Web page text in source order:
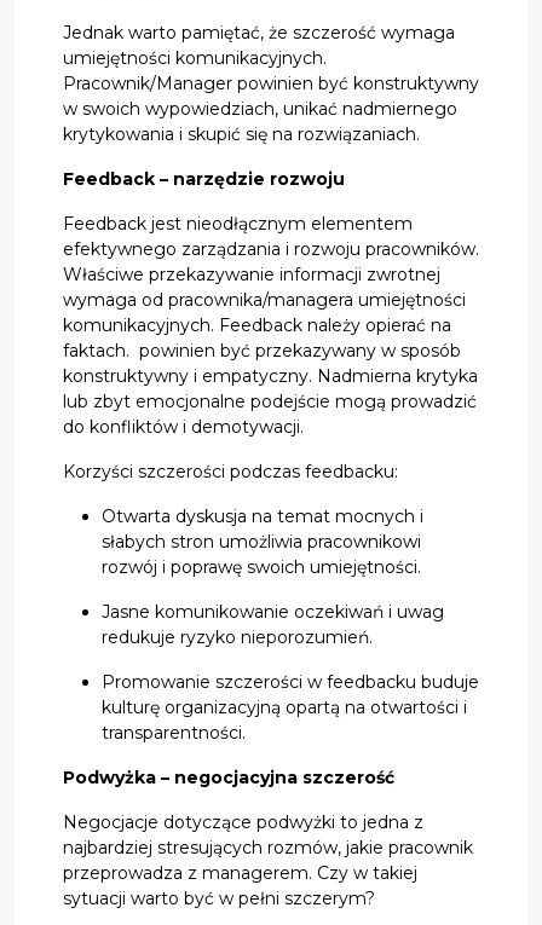
Jednak warto pamiętać, że szczerość wymaga
umiejętności komunikacyjnych.
Pracownik/Manager powinien być konstruktywny
w swoich wypowiedziach, unikać nadmiernego
krytykowania i skupić się na rozwiązaniach.
Feedback – narzędzie rozwoju
Feedback jest nieodłącznym elementem
efektywnego zarządzania i rozwoju pracowników.
Właściwe przekazywanie informacji zwrotnej
wymaga od pracownika/managera umiejętności
komunikacyjnych. Feedback należy opierać na
faktach. powinien być przekazywany w sposób
konstruktywny i empatyczny. Nadmierna krytyka
lub zbyt emocjonalne podejście mogą prowadzić
do konfliktów i demotywacji.
Korzyści szczerości podczas feedbacku:
Otwarta dyskusja na temat mocnych i
słabych stron umożliwia pracownikowi
rozwój i poprawę swoich umiejętności.
Jasne komunikowanie oczekiwań i uwag
redukuje ryzyko nieporozumień.
Promowanie szczerości w feedbacku buduje
kulturę organizacyjną opartą na otwartości i
transparentności.
Podwyżka – negocjacyjna szczerość
Negocjacje dotyczące podwyżki to jedna z
najbardziej stresujących rozmów, jakie pracownik
przeprowadza z managerem. Czy w takiej
sytuacji warto być w pełni szczerym?